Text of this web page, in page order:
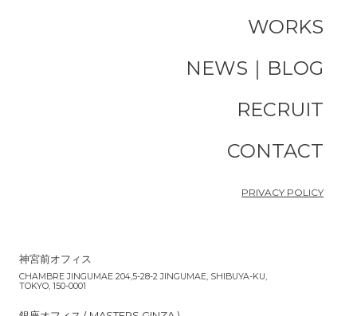
WORKS
NEWS｜BLOG
RECRUIT
CONTACT
PRIVACY POLICY
神宮前オフィス
CHAMBRE JINGUMAE 204,5-28-2 JINGUMAE, SHIBUYA-KU,
TOKYO, 150-0001